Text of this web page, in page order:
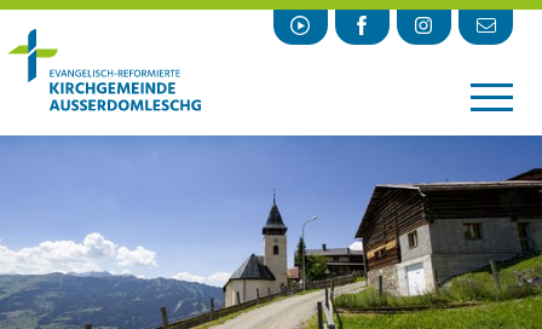
AKTUELL ▼
KIRCHLICHE HANDLUNGEN
▼
DIENSTE ▼